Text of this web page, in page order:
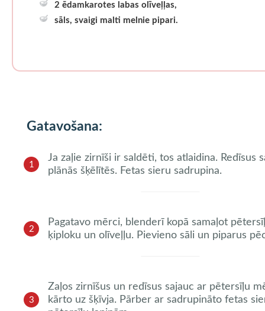
2 ēdamkarotes labas olīveļļas,
sāls, svaigi malti melnie pipari.
Gatavošana:
1
Ja zaļie zirnīši ir saldēti, tos atlaidina. Redīsus
plānās šķēlītēs. Fetas sieru sadrupina.
2
Pagatavo mērci, blenderī kopā samaļot
ķiploku un olīveļļu. Pievieno sāli un piparus
3
Zaļos zirnīšus un redīsus sajauc ar pētersīļu
kārto uz šķīvja. Pārber ar sadrupināto fetas